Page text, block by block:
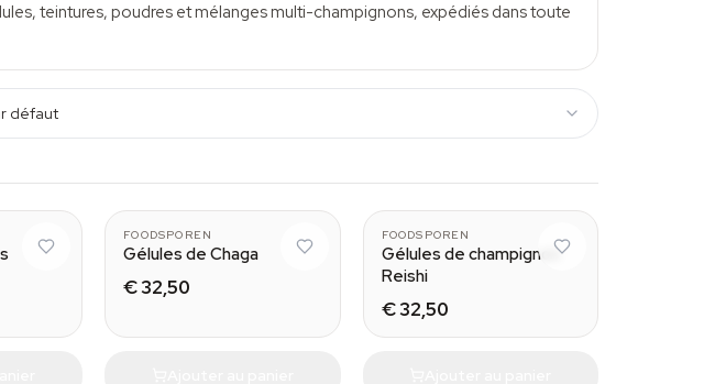
teintures, poudres et mélanges multi-champignons, expédiés dans toute
défaut
FOODSPOREN
Gélules de Chaga
€ 32,50
FOODSPOREN
Gélules de champignon
Reishi
€ 32,50